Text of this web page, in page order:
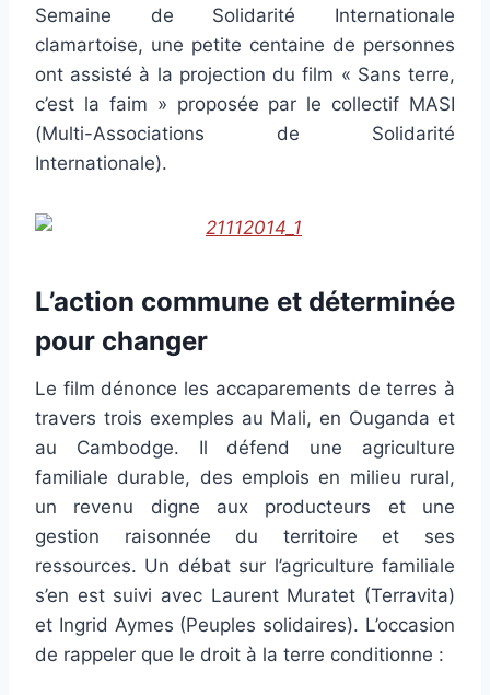
Semaine de Solidarité Internationale
clamartoise, une petite centaine de personnes
ont assisté à la projection du film « Sans terre,
c’est la faim » proposée par le collectif MASI
(Multi-Associations de Solidarité
Internationale).
L’action commune et déterminée
pour changer
Le film dénonce les accaparements de terres à
travers trois exemples au Mali, en Ouganda et
au Cambodge. Il défend une agriculture
familiale durable, des emplois en milieu rural,
un revenu digne aux producteurs et une
gestion raisonnée du territoire et ses
ressources. Un débat sur l’agriculture familiale
s’en est suivi avec Laurent Muratet (Terravita)
et Ingrid Aymes (Peuples solidaires). L’occasion
de rappeler que le droit à la terre conditionne :